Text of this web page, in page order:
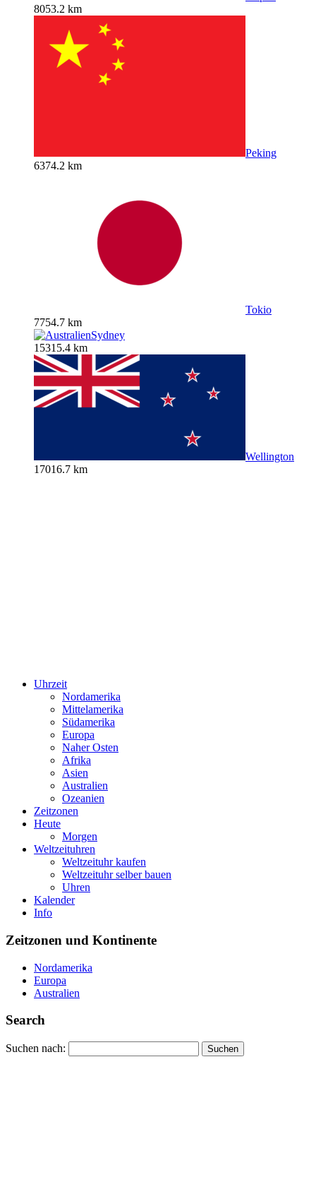
8053.2 km
Peking
6374.2 km
Tokio
7754.7 km
Sydney
15315.4 km
Wellington
17016.7 km
Uhrzeit
Nordamerika
Mittelamerika
Südamerika
Europa
Naher Osten
Afrika
Asien
Australien
Ozeanien
Zeitzonen
Heute
Morgen
Weltzeituhren
Weltzeituhr kaufen
Weltzeituhr selber bauen
Uhren
Kalender
Info
Zeitzonen und Kontinente
Nordamerika
Europa
Australien
Search
Suchen nach: